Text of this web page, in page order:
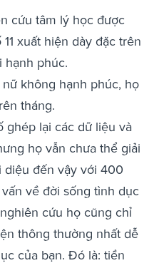
cứu tâm lý học được
xuất hiện dày đặc trên
hạnh phúc.
không hạnh phúc, họ
tháng.
ghép lại các dữ liệu và
họ vẫn chưa thể giải
diệu đến vậy với 400
về đời sống tình dục
cứu họ cũng chỉ
thông thường nhất dễ
của bạn. Đó là: tiền